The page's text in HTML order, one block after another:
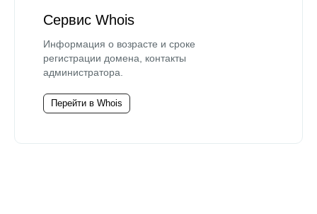
Сервис Whois
Информация о возрасте и сроке
регистрации домена, контакты
администратора.
Перейти в Whois